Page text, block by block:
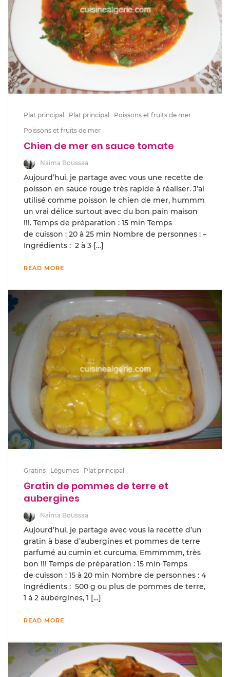
Plat principal Plat principal
Poissons et fruits de mer
Poissons et fruits de mer
Chien de mer en sauce tomate
Naima Boussaa
Aujourd’hui, je partage avec vous une recette de
poisson en sauce rouge très rapide à réaliser. J’ai
utilisé comme poisson le chien de mer, hummm
un vrai délice surtout avec du bon pain maison
!!!. Temps de préparation : 15 min Temps
de cuisson : 20 à 25 min Nombre de personnes : –
Ingrédients : 2 à 3 […]
READ MORE
Gratins Légumes Plat principal
Gratin de pommes de terre et
aubergines
Naima Boussaa
Aujourd’hui, je partage avec vous la recette d’un
gratin à base d’aubergines et pommes de terre
parfumé au cumin et curcuma. Emmmmm, très
bon !!! Temps de préparation : 15 min Temps
de cuisson : 15 à 20 min Nombre de personnes : 4
Ingrédients : 500 g ou plus de pommes de terre,
1 à 2 aubergines, 1 […]
READ MORE